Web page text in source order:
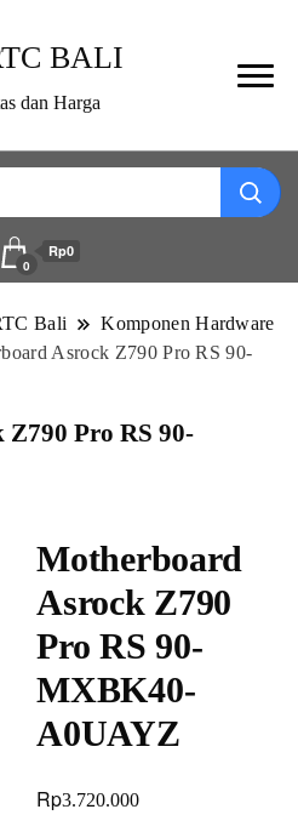
BALI
dan Harga
0
Rp0
Bali
Komponen Hardware
Asrock Z790 Pro RS 90-
Pro RS 90-
Motherboard
Asrock Z790
Pro RS 90-
MXBK40-
A0UAYZ
Rp3.720.000